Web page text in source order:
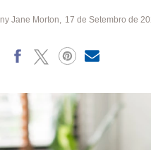
Jane Morton 17 de Setembro de